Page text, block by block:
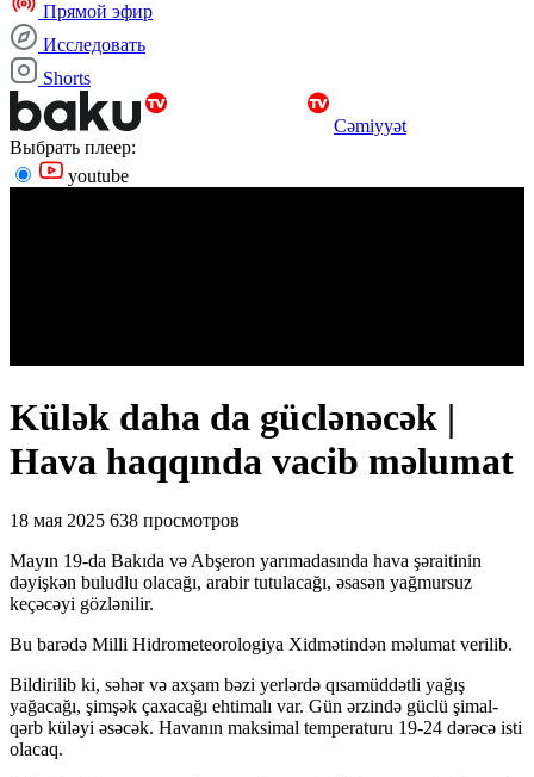
Прямой эфир
Исследовать
Shorts
Cəmiyyət
Выбрать плеер:
youtube
Külək daha da güclənəcək |
Hava haqqında vacib məlumat
18 мая 2025 638 просмотров
Mayın 19-da Bakıda və Abşeron yarımadasında hava şəraitinin
dəyişkən buludlu olacağı, arabir tutulacağı, əsasən yağmursuz
keçəcəyi gözlənilir.
Bu barədə Milli Hidrometeorologiya Xidmətindən məlumat verilib.
Bildirilib ki, səhər və axşam bəzi yerlərdə qısamüddətli yağış
yağacağı, şimşək çaxacağı ehtimalı var. Gün ərzində güclü şimal-
qərb küləyi əsəcək. Havanın maksimal temperaturu 19-24 dərəcə isti
olacaq.